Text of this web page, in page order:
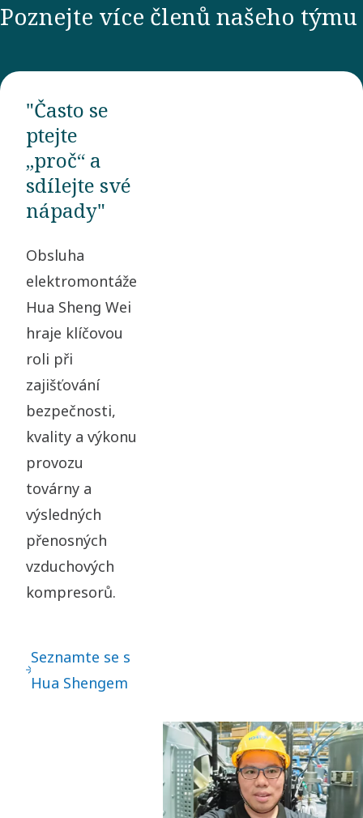
Poznejte více členů našeho týmu
"Často se
ptejte
„proč“ a
sdílejte své
nápady"
Obsluha
elektromontáže
Hua Sheng Wei
hraje klíčovou
roli při
zajišťování
bezpečnosti,
kvality a výkonu
provozu
továrny a
výsledných
přenosných
vzduchových
kompresorů.
Seznamte se s
Hua Shengem